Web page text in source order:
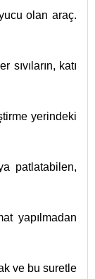
olan araç.
katı
yerindeki
patlatabilen,
yapılmadan
ve bu suretle